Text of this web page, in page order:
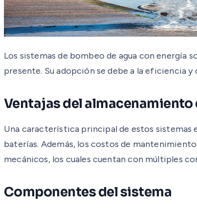
Los sistemas de bombeo de agua con energía
presente. Su adopción se debe a la eficiencia
Ventajas del almacenamiento
Una característica principal de estos sistemas
baterías. Además, los costos de
mecánicos, los cuales cuentan con múltiples
Componentes del sistema